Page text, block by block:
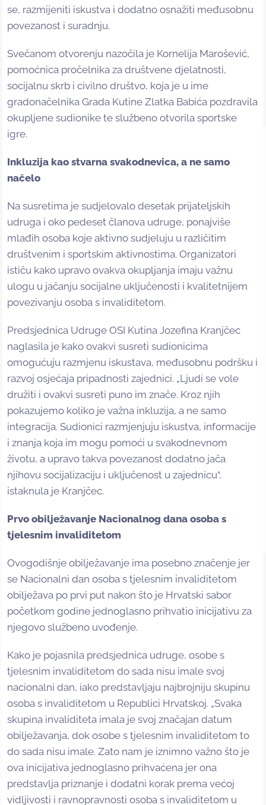
se, razmijeniti iskustva i dodatno osnažiti međusobnu
povezanost i suradnju.
Svečanom otvorenju nazočila je Kornelija Marošević,
pomoćnica pročelnika za društvene djelatnosti,
socijalnu skrb i civilno društvo, koja je u ime
gradonačelnika Grada Kutine Zlatka Babića pozdravila
okupljene sudionike te službeno otvorila sportske
igre.
Inkluzija kao stvarna svakodnevica, a ne samo
načelo
Na susretima je sudjelovalo desetak prijateljskih
udruga i oko pedeset članova udruge, ponajviše
mlađih osoba koje aktivno sudjeluju u različitim
društvenim i sportskim aktivnostima. Organizatori
ističu kako upravo ovakva okupljanja imaju važnu
ulogu u jačanju socijalne uključenosti i kvalitetnijem
povezivanju osoba s invaliditetom.
Predsjednica Udruge OSI Kutina Jozefina Kranjčec
naglasila je kako ovakvi susreti sudionicima
omogućuju razmjenu iskustava, međusobnu podršku i
razvoj osjećaja pripadnosti zajednici. „Ljudi se vole
družiti i ovakvi susreti puno im znače. Kroz njih
pokazujemo koliko je važna inkluzija, a ne samo
integracija. Sudionici razmjenjuju iskustva, informacije
i znanja koja im mogu pomoći u svakodnevnom
životu, a upravo takva povezanost dodatno jača
njihovu socijalizaciju i uključenost u zajednicu“,
istaknula je Kranjčec.
Prvo obilježavanje Nacionalnog dana osoba s
tjelesnim invaliditetom
Ovogodišnje obilježavanje ima posebno značenje jer
se Nacionalni dan osoba s tjelesnim invaliditetom
obilježava po prvi put nakon što je Hrvatski sabor
početkom godine jednoglasno prihvatio inicijativu za
njegovo službeno uvođenje.
Kako je pojasnila predsjednica udruge, osobe s
tjelesnim invaliditetom do sada nisu imale svoj
nacionalni dan, iako predstavljaju najbrojniju skupinu
osoba s invaliditetom u Republici Hrvatskoj. „Svaka
skupina invaliditeta imala je svoj značajan datum
obilježavanja, dok osobe s tjelesnim invaliditetom to
do sada nisu imale. Zato nam je iznimno važno što je
ova inicijativa jednoglasno prihvaćena jer ona
predstavlja priznanje i dodatni korak prema većoj
vidljivosti i ravnopravnosti osoba s invaliditetom u